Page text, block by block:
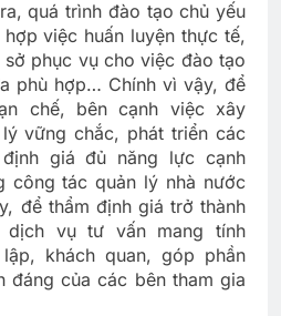
quá trình đào tạo chủ yếu
việc huấn luyện thực tế,
phục vụ cho việc đào tạo
phù hợp… Chính vì vậy, để
chế, bên cạnh việc xây
vững chắc, phát triển các
giá đủ năng lực cạnh
công tác quản lý nhà nước
để thẩm định giá trở thành
dịch vụ tư vấn mang tính
khách quan, góp phần
đáng của các bên tham gia